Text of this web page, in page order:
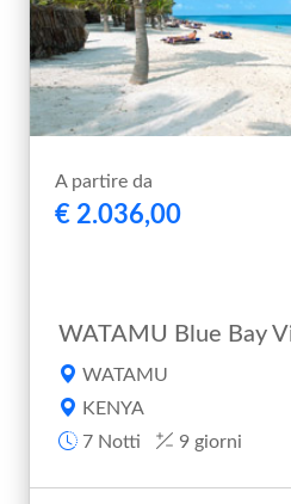
A partire da
€ 2.036,00
WATAMU Blue Bay
WATAMU
KENYA
7 Notti
9 giorni